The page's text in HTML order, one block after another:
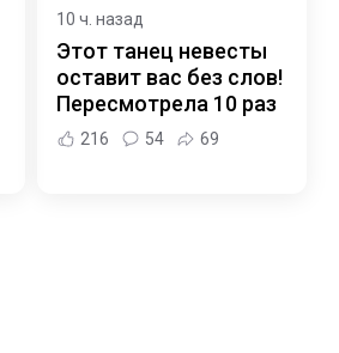
10 ч. назад
Этот танец невесты
оставит вас без слов!
Пересмотрела 10 раз
216 54 69